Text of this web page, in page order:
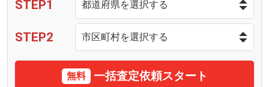
STEP1
STEP2
無料 一括査定依頼スタート